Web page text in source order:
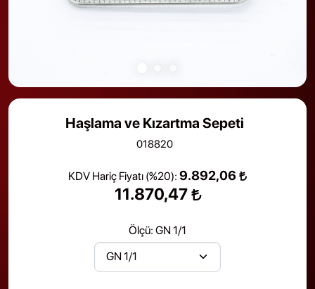
Haşlama ve Kızartma Sepeti
018820
KDV Hariç Fiyatı (%20): 9.892,06
11.870,47
Ölçü: GN 1/1